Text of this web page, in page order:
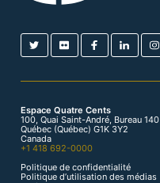
Espace Quatre Cents
100, Quai Saint-André, Bureau 140
Québec (Québec) G1K 3Y2
Canada
+1 418 692-0000
Politique de confidentialité
Politique d’utilisation des médias